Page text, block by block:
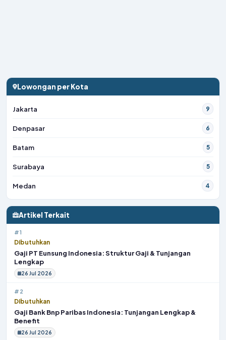
Lowongan per Kota
Jakarta 9
Denpasar 6
Batam 5
Surabaya 5
Medan 4
Artikel Terkait
#1
Dibutuhkan
Gaji PT Eunsung Indonesia: Struktur Gaji & Tunjangan
Lengkap
26 Jul 2026
#2
Dibutuhkan
Gaji Bank Bnp Paribas Indonesia: Tunjangan Lengkap &
Benefit
26 Jul 2026